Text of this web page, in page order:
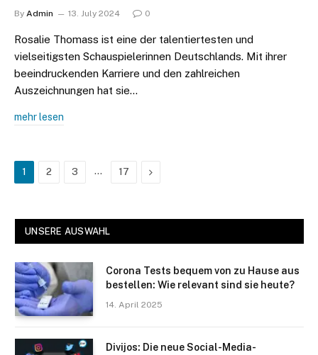
By Admin 13. July 2024 0
Rosalie Thomass ist eine der talentiertesten und
vielseitigsten Schauspielerinnen Deutschlands. Mit ihrer
beeindruckenden Karriere und den zahlreichen
Auszeichnungen hat sie…
mehr lesen
1 2 3 … 17 Next
UNSERE AUSWAHL
Corona Tests bequem von zu Hause aus
bestellen: Wie relevant sind sie heute?
14. April 2025
Divijos: Die neue Social-Media-